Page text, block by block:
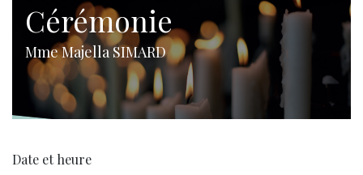
Cérémonie
Mme Majella SIMARD
Date et heure